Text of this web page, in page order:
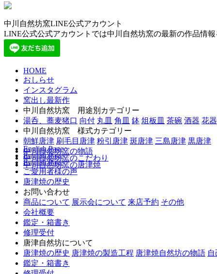
中川自然坊窯LINE公式アカウント
LINE公式公式アカウントでは中川自然坊窯の最新の作品情報
HOME
おしらせ
インスタグラム
窯出し最新作
中川自然坊窯 用途別カテゴリー
湯呑、蕎麦猪口 向付 丸皿 角皿 鉢 俎板皿 茶碗 酒器 花器
中川自然坊窯 様式カテゴリー
朝鮮唐津 刷毛目唐津 粉引唐津 斑唐津 三島唐津 黒唐津
中川自然坊窯の物語
English Page
中川自然坊窯のこだわり
English Page
中川自然坊窯の唐津焼
English Page
ご愛用者様の声
唐津焼の歴史
お問い合わせ
商品について 展示会について 来店予約 その他
会社概要
鑑定・箱書き
修理受付
唐津自然坊について
唐津焼の歴史 唐津焼の製造工程 唐津焼自然坊の物語
鑑定・箱書き